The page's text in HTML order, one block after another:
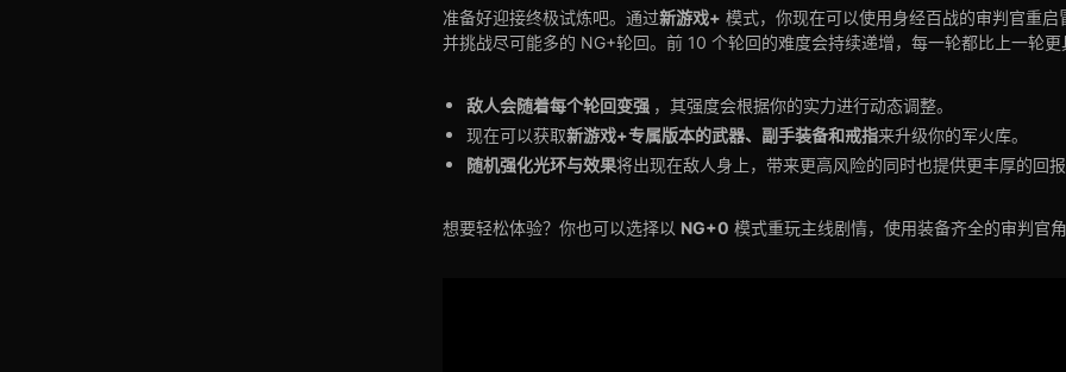
准备好迎接终极试炼吧。通过新游戏+ 模式，你现在可以使用身经百战的审判官重启
并挑战尽可能多的 NG+轮回。前 10 个轮回的难度会持续递增，每一轮都比上一轮更
敌人会随着每个轮回变强 ，其强度会根据你的实力进行动态调整。
现在可以获取新游戏+专属版本的武器、副手装备和戒指来升级你的军火库。
随机强化光环与效果将出现在敌人身上，带来更高风险的同时也提供更丰厚的回报
想要轻松体验？你也可以选择以 NG+0 模式重玩主线剧情，使用装备齐全的审判官角